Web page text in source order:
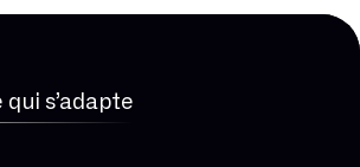
s’adapte